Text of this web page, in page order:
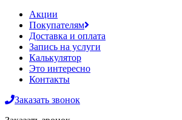
Акции
Покупателям
Доставка и оплата
Запись на услуги
Калькулятор
Это интересно
Контакты
Заказать звонок